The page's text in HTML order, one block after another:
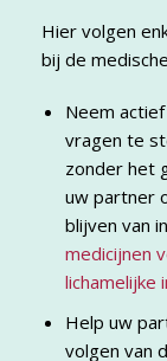
Hier volgen
bij de
Neem
vragen te
zonder het
uw partner
blijven van
medicijnen
lichamelijke
Help uw
volgen van